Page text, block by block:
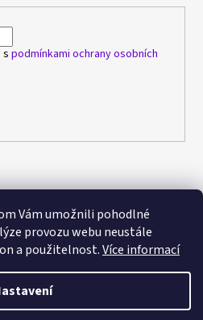
Vám umožnili pohodlné
provozu webu neustále
a použitelnost.Více informací
s podmínkami ochrany osobních
avlka